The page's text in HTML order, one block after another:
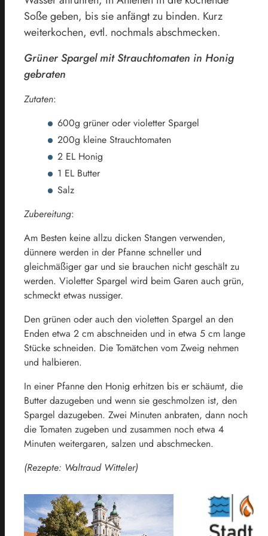
Soße geben, bis sie anfängt zu binden. Kurz
weiterkochen, evtl. nochmals abschmecken.
Grüner Spargel mit Strauchtomaten in Honig
gebraten
Zutaten:
600g grüner oder violetter Spargel
200g kleine Strauchtomaten
2 EL Honig
1 EL Butter
Salz
Zubereitung:
Am Besten keine allzu dicken Stangen verwenden,
dünnere werden in der Pfanne schneller und
gleichmäßiger gar und sie brauchen nicht geschält zu
werden. Violetter Spargel wird beim Garen auch grün,
schmeckt etwas nussiger.
Den grünen oder auch den violetten Spargel an den
Enden etwa 2 cm abschneiden und in etwa 5 cm lange
Stücke schneiden. Die Tomätchen vom Zweig nehmen
und halbieren.
In einer Pfanne den Honig erhitzen bis er schäumt, die
Butter dazugeben und wenn sie geschmolzen ist, den
Spargel dazugeben. Zwei Minuten anbraten, dann noch
die Tomaten zugeben und zusammen noch etwa 4
Minuten weitergaren, salzen und abschmecken.
(Rezepte: Waltraud Witteler)